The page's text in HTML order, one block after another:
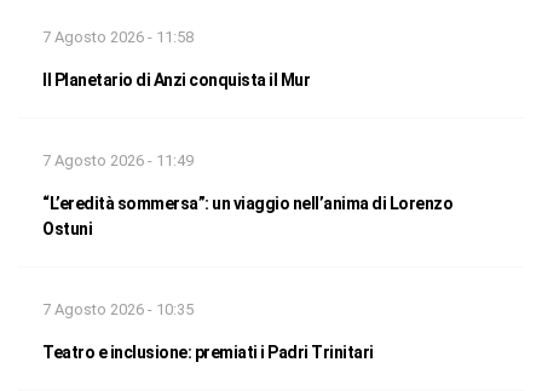
7 Agosto 2026 - 11:58
Il Planetario di Anzi conquista il Mur
7 Agosto 2026 - 11:49
“L’eredità sommersa”: un viaggio nell’anima di Lorenzo
Ostuni
7 Agosto 2026 - 10:35
Teatro e inclusione: premiati i Padri Trinitari